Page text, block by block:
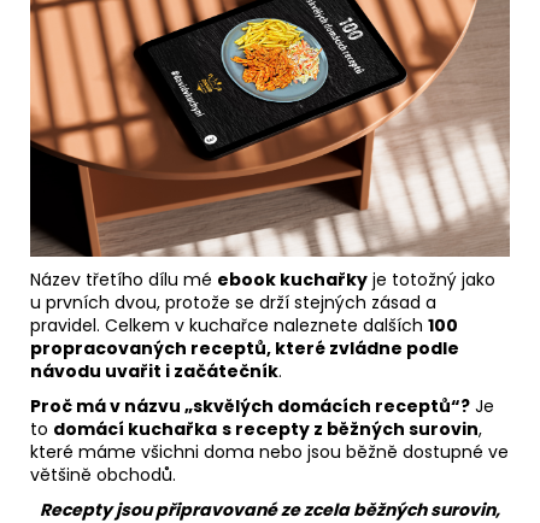
Název třetího dílu mé ebook kuchařky je totožný jako
u prvních dvou, protože se drží stejných zásad a
pravidel. Celkem v kuchařce naleznete dalších 100
propracovaných receptů, které zvládne podle
návodu uvařit i začátečník.
Proč má v názvu „skvělých domácích receptů“? Je
to domácí kuchařka s recepty z běžných surovin,
které máme všichni doma nebo jsou běžně dostupné ve
většině obchodů.
Recepty jsou připravované ze zcela běžných surovin,